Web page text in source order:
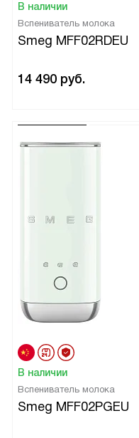
В наличии
Вспениватель молока
Smeg MFF02RDEU
14 490 руб.
В наличии
Вспениватель молока
Smeg MFF02PGEU